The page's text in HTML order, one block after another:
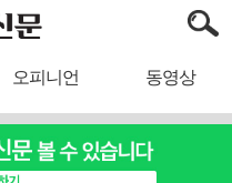
오피니언 동영상